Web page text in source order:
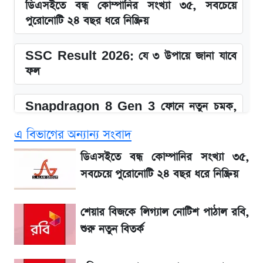
ডিএসইতে বন্ধ কোম্পানির সংখ্যা ৩৫, সবচেয়ে
পুরোনোটি ২৪ বছর ধরে নিষ্ক্রিয়
SSC Result 2026: যে ৩ উপায়ে জানা যাবে
ফল
Snapdragon 8 Gen 3 ফোনে নতুন চমক,
SSC Result 2026 প্রকাশ সোমবার,
ওয়েবসাইট ও এসএমএসে জানার নিয়ম
১৮০ দিনের মূল্যায়ন শেষে মন্ত্রিসভায় পরিবর্তন
জেনে নিন আজকের সোনা ও রুপার সর্বশেষ দাম
এ বিভাগের অন্যান্য সংবাদ
ডিএসইতে বন্ধ কোম্পানির সংখ্যা ৩৫,
সবচেয়ে পুরোনোটি ২৪ বছর ধরে নিষ্ক্রিয়
শেয়ার বিজকে লিগ্যাল নোটিশ পাঠাল রবি,
শুরু নতুন বিতর্ক